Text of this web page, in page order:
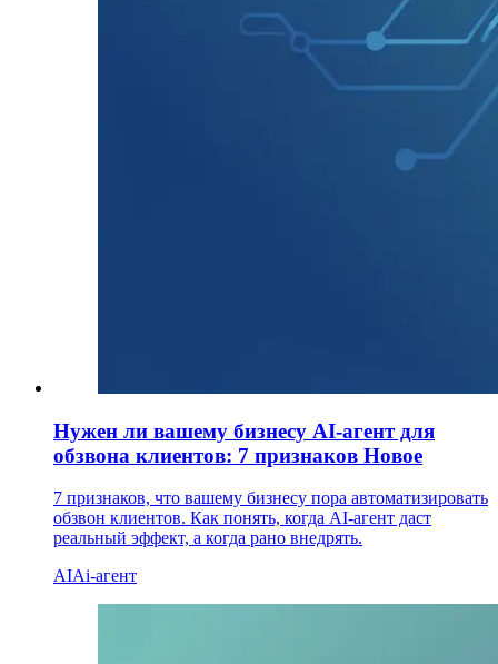
Нужен ли вашему бизнесу AI-агент для
обзвона клиентов: 7 признаков Новое
7 признаков, что вашему бизнесу пора автоматизировать
обзвон клиентов. Как понять, когда AI-агент даст
реальный эффект, а когда рано внедрять.
AIAi-агент